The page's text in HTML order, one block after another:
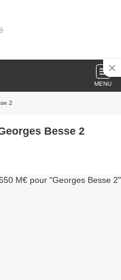
MENU
2
Besse 2